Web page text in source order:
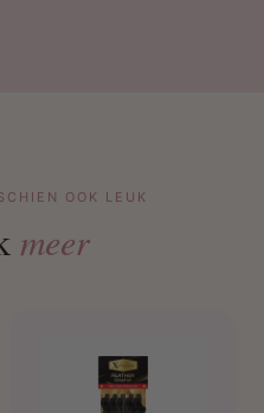
OOK LEUK
meer